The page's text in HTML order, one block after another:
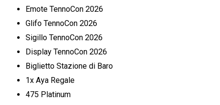
Emote TennoCon 2026
Glifo TennoCon 2026
Sigillo TennoCon 2026
Display TennoCon 2026
Biglietto Stazione di Baro
1x Aya Regale
475 Platinum